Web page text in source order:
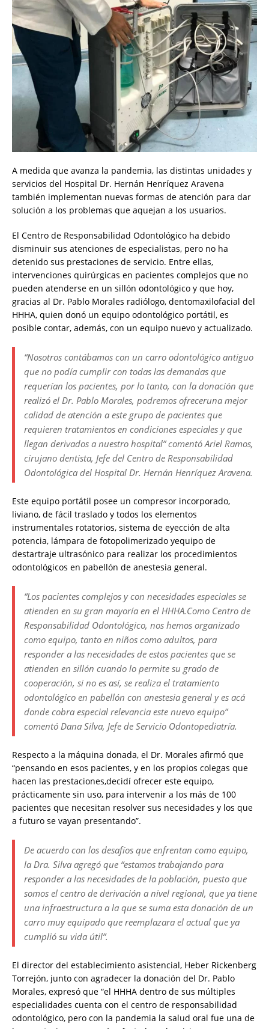
A medida que avanza la pandemia, las distintas unidades y
servicios del Hospital Dr. Hernán Henríquez Aravena
también implementan nuevas formas de atención para dar
solución a los problemas que aquejan a los usuarios.
El Centro de Responsabilidad Odontológico ha debido
disminuir sus atenciones de especialistas, pero no ha
detenido sus prestaciones de servicio. Entre ellas,
intervenciones quirúrgicas en pacientes complejos que no
pueden atenderse en un sillón odontológico y que hoy,
gracias al Dr. Pablo Morales radiólogo, dentomaxilofacial del
HHHA, quien donó un equipo odontológico portátil, es
posible contar, además, con un equipo nuevo y actualizado.
“Nosotros contábamos con un carro odontológico antiguo
que no podía cumplir con todas las demandas que
requerían los pacientes, por lo tanto, con la donación que
realizó el Dr. Pablo Morales, podremos ofreceruna mejor
calidad de atención a este grupo de pacientes que
requieren tratamientos en condiciones especiales y que
llegan derivados a nuestro hospital” comentó Ariel Ramos,
cirujano dentista, Jefe del Centro de Responsabilidad
Odontológica del Hospital Dr. Hernán Henríquez Aravena.
Este equipo portátil posee un compresor incorporado,
liviano, de fácil traslado y todos los elementos
instrumentales rotatorios, sistema de eyección de alta
potencia, lámpara de fotopolimerizado yequipo de
destartraje ultrasónico para realizar los procedimientos
odontológicos en pabellón de anestesia general.
“Los pacientes complejos y con necesidades especiales se
atienden en su gran mayoría en el HHHA.Como Centro de
Responsabilidad Odontológico, nos hemos organizado
como equipo, tanto en niños como adultos, para
responder a las necesidades de estos pacientes que se
atienden en sillón cuando lo permite su grado de
cooperación, si no es así, se realiza el tratamiento
odontológico en pabellón con anestesia general y es acá
donde cobra especial relevancia este nuevo equipo”
comentó Dana Silva, Jefe de Servicio Odontopediatría.
Respecto a la máquina donada, el Dr. Morales afirmó que
“pensando en esos pacientes, y en los propios colegas que
hacen las prestaciones,decidí ofrecer este equipo,
prácticamente sin uso, para intervenir a los más de 100
pacientes que necesitan resolver sus necesidades y los que
a futuro se vayan presentando”.
De acuerdo con los desafíos que enfrentan como equipo,
la Dra. Silva agregó que “estamos trabajando para
responder a las necesidades de la población, puesto que
somos el centro de derivación a nivel regional, que ya tiene
una infraestructura a la que se suma esta donación de un
carro muy equipado que reemplazara el actual que ya
cumplió su vida útil”.
El director del establecimiento asistencial, Heber Rickenberg
Torrejón, junto con agradecer la donación del Dr. Pablo
Morales, expresó que “el HHHA dentro de sus múltiples
especialidades cuenta con el centro de responsabilidad
odontológico, pero con la pandemia la salud oral fue una de